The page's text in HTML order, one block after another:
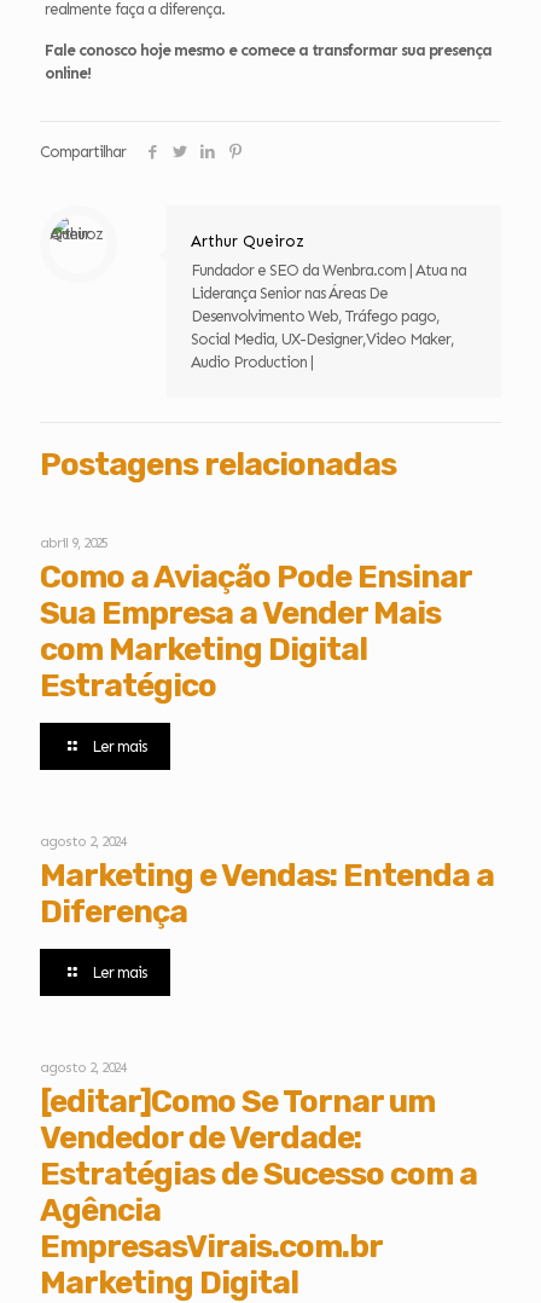
realmente faça a diferença.
Fale conosco hoje mesmo e comece a transformar sua presença
online!
Compartilhar
Arthur Queiroz
Fundador e SEO da Wenbra.com | Atua na
Liderança Senior nas Áreas De
Desenvolvimento Web, Tráfego pago,
Social Media, UX-Designer,Video Maker,
Audio Production |
Postagens relacionadas
abril 9, 2025
Como a Aviação Pode Ensinar
Sua Empresa a Vender Mais
com Marketing Digital
Estratégico
Ler mais
agosto 2, 2024
Marketing e Vendas: Entenda a
Diferença
Ler mais
agosto 2, 2024
[editar]Como Se Tornar um
Vendedor de Verdade:
Estratégias de Sucesso com a
Agência
EmpresasVirais.com.br
Marketing Digital